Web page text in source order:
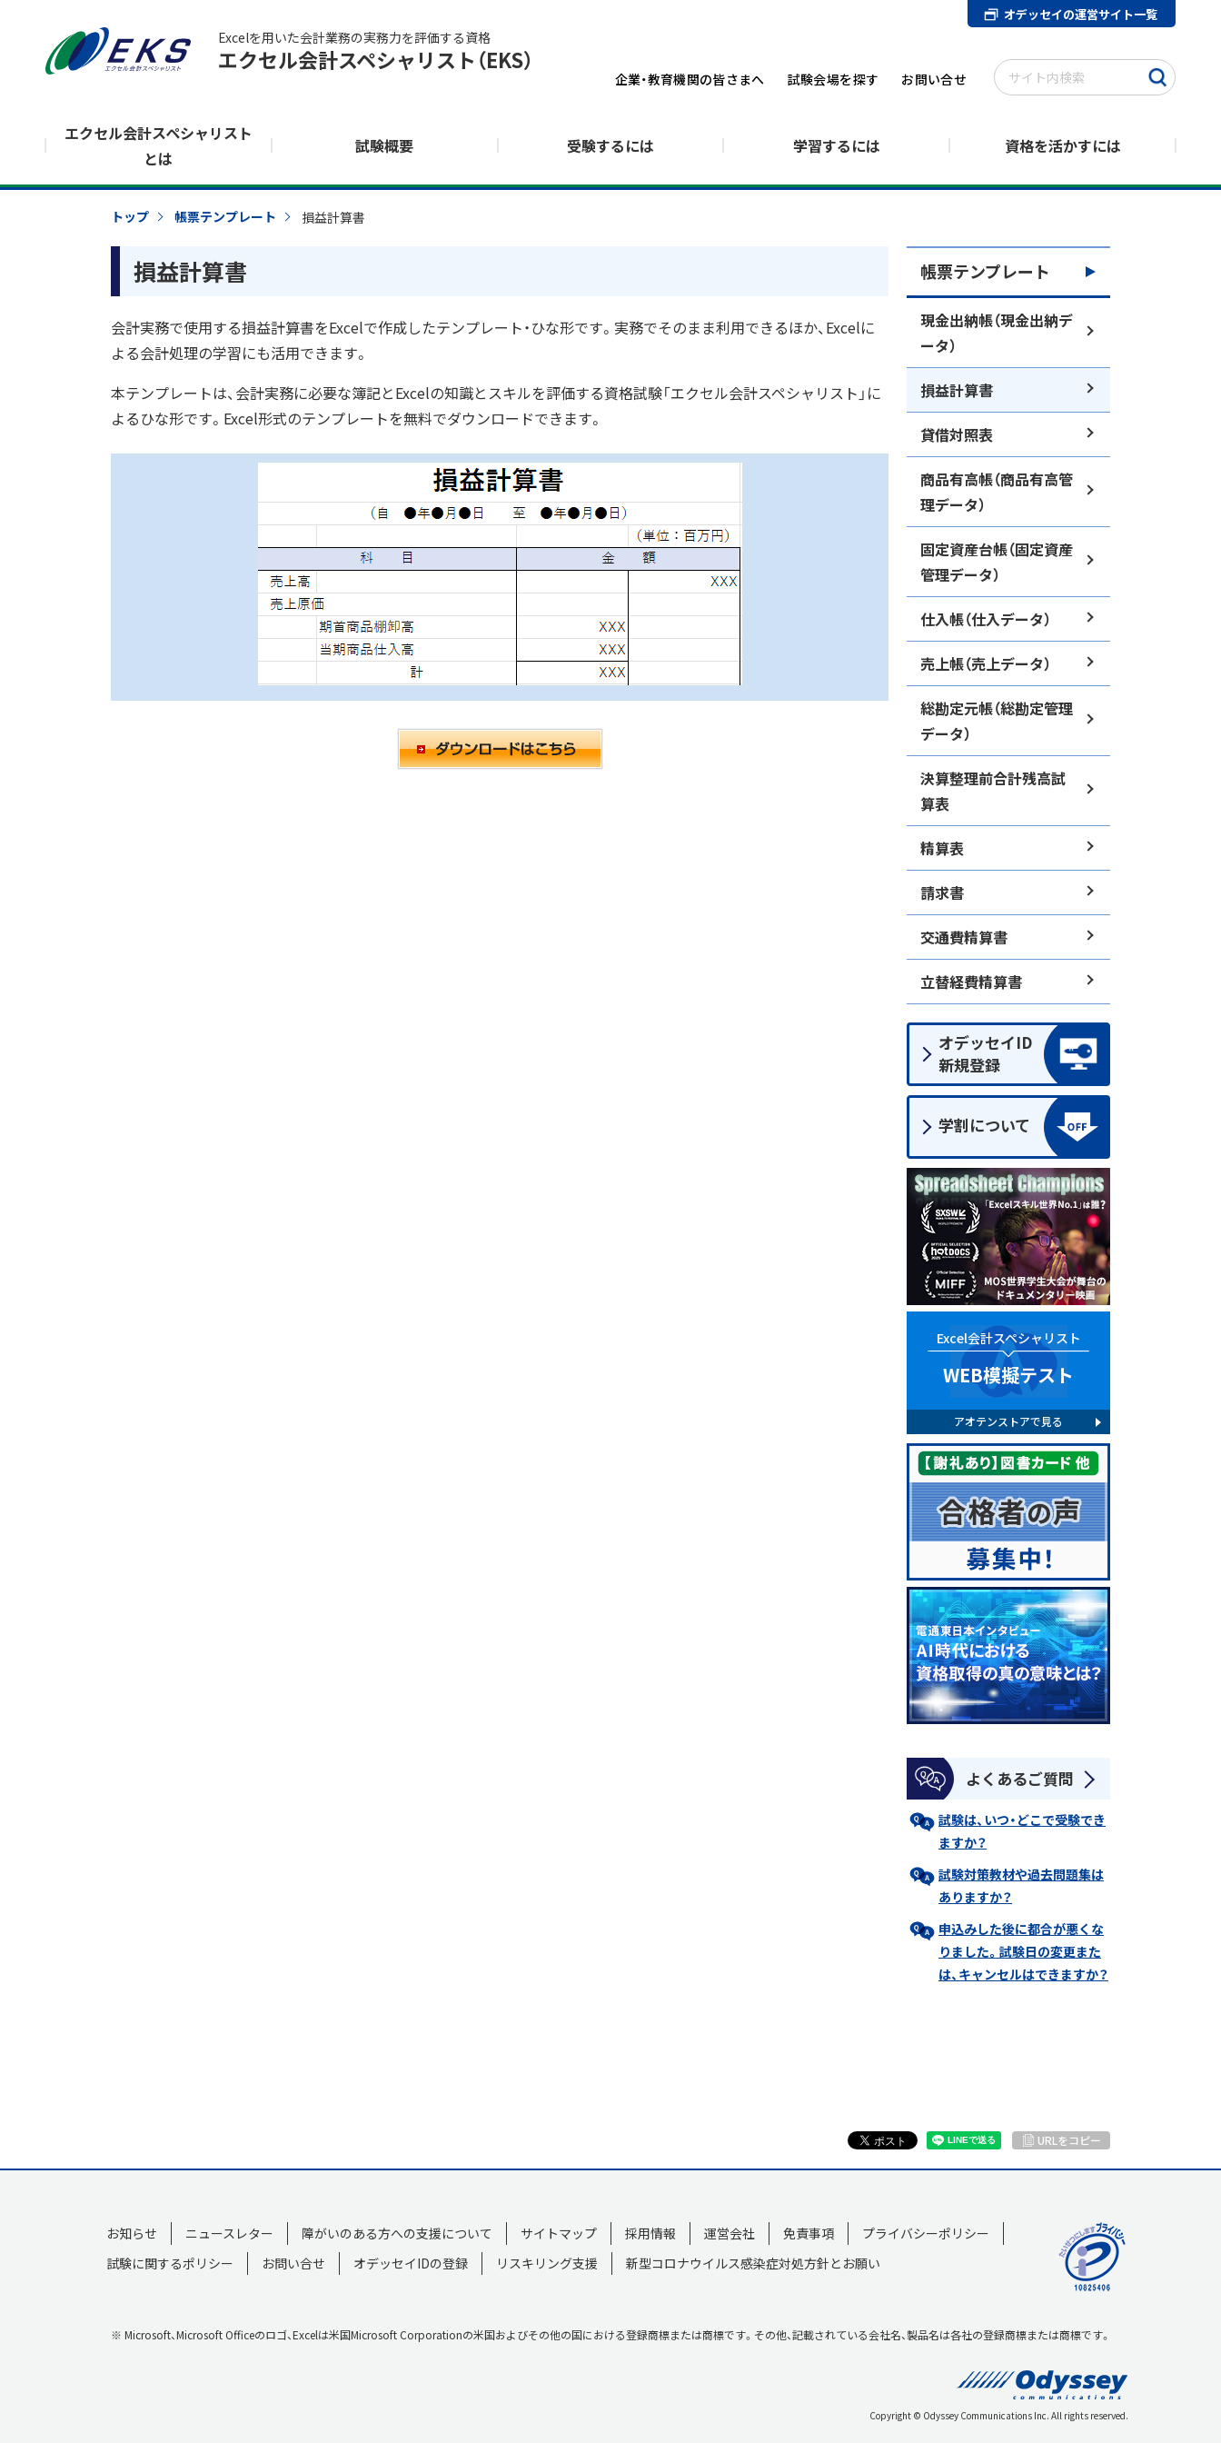
Excelを用いた会計業務の実務力を評価する資格
エクセル会計スペシャリスト（EKS）
エクセル会計スペシャリスト
とは
試験概要 受験するには 学習するには 資格を活かすには
企業・教育機関の皆さまへ 試験会場を探す お問い合せ
オデッセイの運営サイト一覧
トップ 帳票テンプレート 損益計算書
損益計算書
会計実務で使用する損益計算書をExcelで作成したテンプレート・ひな形です。実務でそのまま利用できるほか、Excelに
よる会計処理の学習にも活用できます。
本テンプレートは、会計実務に必要な簿記とExcelの知識とスキルを評価する資格試験「エクセル会計スペシャリスト」に
よるひな形です。Excel形式のテンプレートを無料でダウンロードできます。
帳票テンプレート
現金出納帳（現金出納デ
ータ）
損益計算書
貸借対照表
商品有高帳（商品有高管
理データ）
固定資産台帳（固定資産
管理データ）
仕入帳（仕入データ）
売上帳（売上データ）
総勘定元帳（総勘定管理
データ）
決算整理前合計残高試
算表
精算表
請求書
交通費精算書
立替経費精算書
オデッセイID
新規登録
学割について
Excel会計スペシャリスト
WEB模擬テスト
アオテンストアで見る
よくあるご質問
試験は、いつ・どこで受験でき
ますか？
試験対策教材や過去問題集は
ありますか？
申込みした後に都合が悪くな
りました。試験日の変更また
は、キャンセルはできますか？
URLをコピー
お知らせ ニュースレター 障がいのある方への支援について サイトマップ 採用情報 運営会社 免責事項
プライバシーポリシー
試験に関するポリシー
お問い合せ オデッセイIDの登録 リスキリング支援 新型コロナウイルス感染症対処方針とお願い
※ Microsoft、Microsoft Officeのロゴ、Excelは米国Microsoft Corporationの米国およびその他の国における登録商標または商標です。その他、記載されている会社名、製品名は各社の登録商標または商標です。
Copyright © Odyssey Communications Inc. All rights reserved.